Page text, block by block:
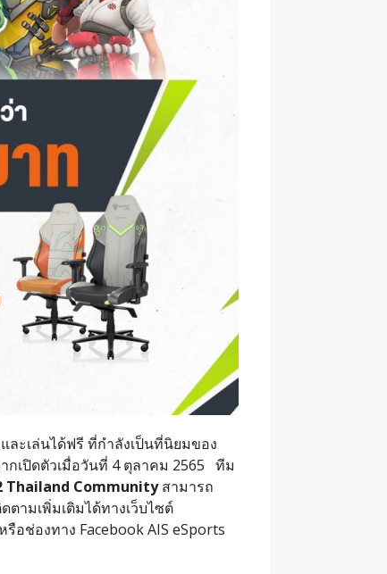
ะเล่นได้ฟรี ที่กำลังเป็นที่นิยมของ
กเปิดตัวเมื่อวันที่ 4 ตุลาคม 2565 ทีม
Thailand Communityสามารถ
ามเพิ่มเติมได้ทางเว็บไซต์
อช่องทาง Facebook AIS eSports